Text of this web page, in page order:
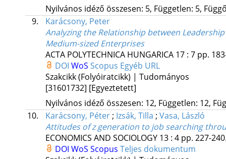
Nyilvános idéző összesen: 5, Független: 5,
9.
Karácsony, Peter
Analyzing the Relationship between
Medium-sized Enterprises
ACTA POLYTECHNICA HUNGARICA 17: 7 pp.
DOI WoS Scopus Egyéb URL
Szakcikk (Folyóiratcikk) | Tudományos
[31601732] [Egyeztetett]
Nyilvános idéző összesen: 12, Független: 12,
10.
Karácsony, Péter; Izsák, Tilla ; Vasa, László
Attitudes of z generation to job searching
ECONOMICS AND SOCIOLOGY 13: 4 pp. 227-
DOI WoS Scopus Teljes dokumentum